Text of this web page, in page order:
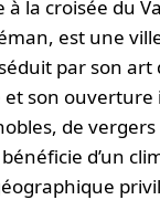
à la croisée du
est une
par son art
son
de vergers
d’un